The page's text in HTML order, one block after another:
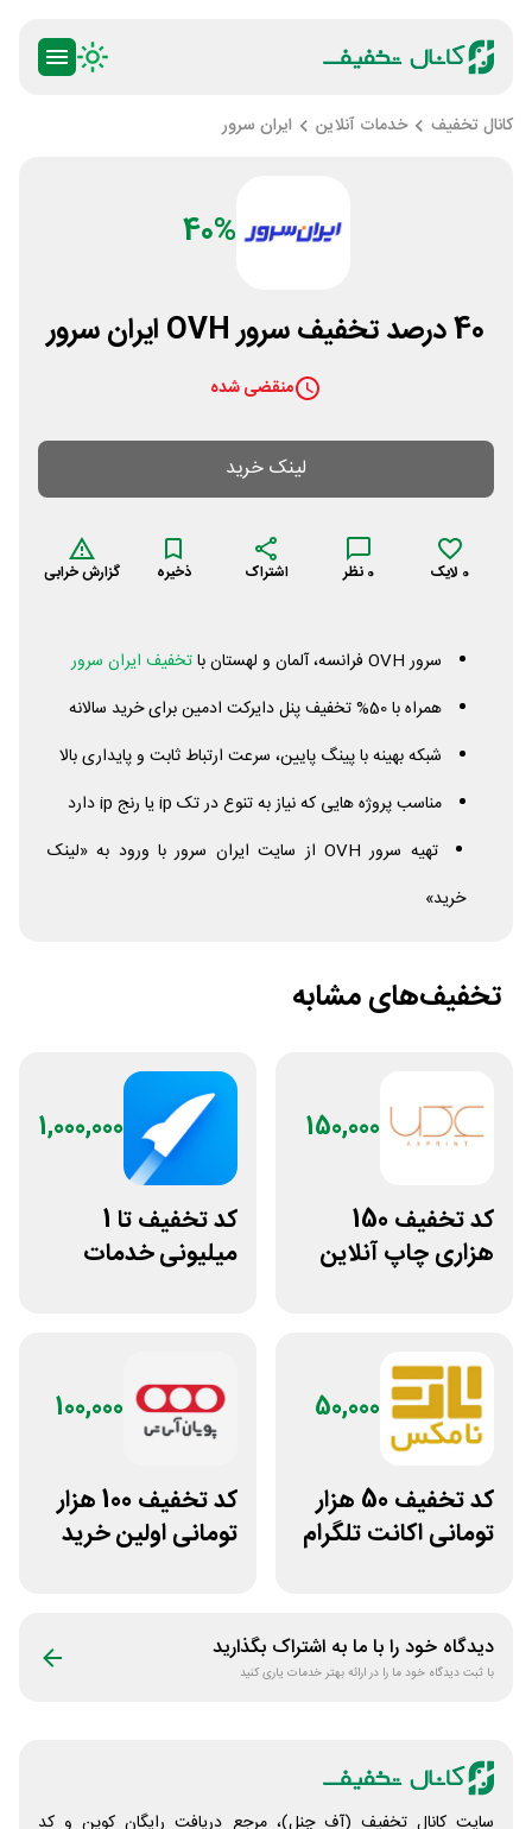
کانال تخفیف خدمات آنلاین ایران سرور
40%
40 درصد تخفیف سرور OVH ایران سرور
منقضی شده
لینک خرید
0 لایک 0 نظر اشتراک ذخیره گزارش خرابی
سرورOVH فرانسه، آلمان و لهستان باتخفیف ایران سرور
همراه با 50% تخفیف پنل دایرکت ادمین برای خرید سالانه
شبکه بهینه با پینگ پایین، سرعت ارتباط ثابت و پایداری بالا
مناسب پروژه هایی که نیاز به تنوع در تک ipیا رنج ipدارد
تهیه سرور OVH از سایت ایران سرور با ورود به «لینک
خرید»
تخفیف‌های مشابه
150,000
کد تخفیف 150
هزاری چاپ آنلاین
1,000,000
کد تخفیف تا 1
میلیونی خدمات
50,000
کد تخفیف 50 هزار
تومانی اکانت تلگرام
100,000
کد تخفیف 100 هزار
تومانی اولین خرید
دیدگاه خود را با ما به اشتراک بگذارید
با ثبت دیدگاه خود ما را در ارائه بهتر خدمات یاری کنید
سایت کانال تخفیف (آف چنل)، مرجع دریافت رایگان کوپن و کد